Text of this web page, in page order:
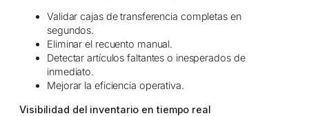
Validar cajas de transferencia completas en
segundos.
Eliminar el recuento manual.
Detectar artículos faltantes o inesperados de
inmediato.
Mejorar la eficiencia operativa.
Visibilidad del inventario en tiempo real